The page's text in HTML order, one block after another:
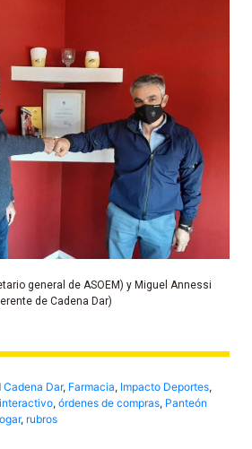
general de ASOEM) y Miguel Annessi
de Cadena Dar)
Cadena Dar, Farmacia, Impacto Deportes,
, órdenes de compras, Panteón
, rubros